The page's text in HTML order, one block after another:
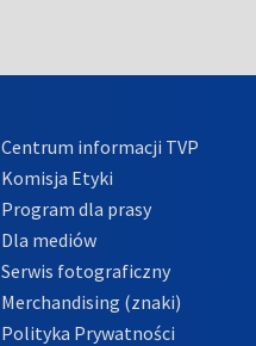
Centrum informacji TVP
Komisja Etyki
Program dla prasy
Dla mediów
Serwis fotograficzny
Merchandising (znaki)
Polityka Prywatności